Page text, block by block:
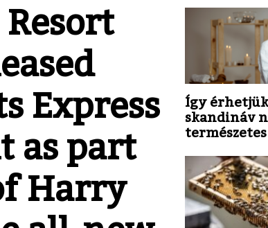
Express
as part
Harry
Így
skandináv